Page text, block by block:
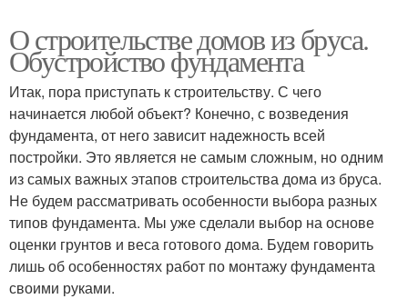
О строительстве домов из бруса.
Обустройство фундамента
Итак, пора приступать к строительству. С чего
начинается любой объект? Конечно, с возведения
фундамента, от него зависит надежность всей
постройки. Это является не самым сложным, но одним
из самых важных этапов строительства дома из бруса.
Не будем рассматривать особенности выбора разных
типов фундамента. Мы уже сделали выбор на основе
оценки грунтов и веса готового дома. Будем говорить
лишь об особенностях работ по монтажу фундамента
своими руками.